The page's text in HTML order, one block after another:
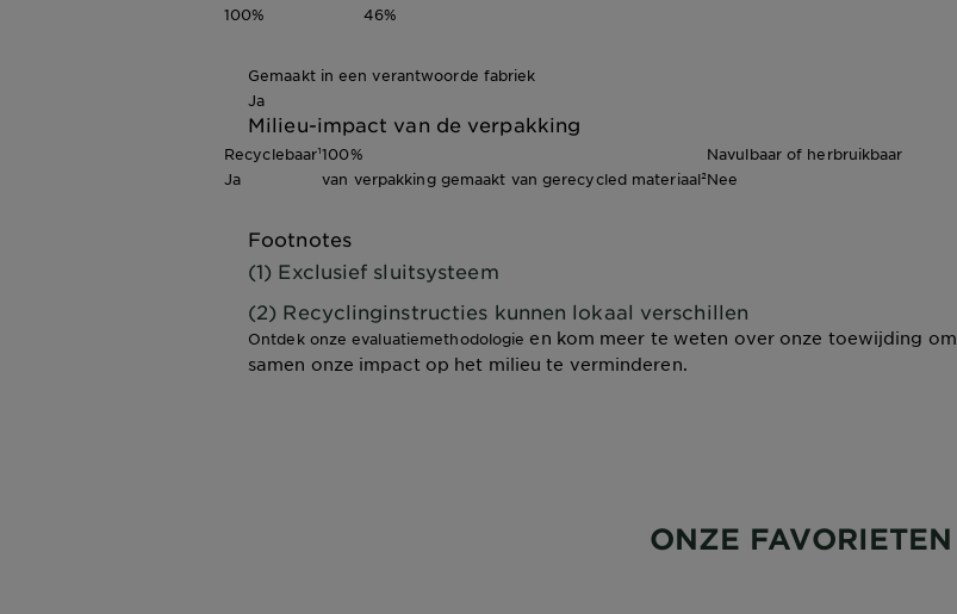
100%
46%
Gemaakt in een verantwoorde fabriek
Ja
Milieu-impact van de verpakking
Recyclebaar¹
Ja
100%
van verpakking gemaakt van gerecycled materiaal²
Navulbaar of herbruikbaar
Nee
Footnotes
(1) Exclusief sluitsysteem
(2) Recyclinginstructies kunnen lokaal verschillen
Ontdek onze evaluatiemethodologie en kom meer te weten over onze toewijding om
samen onze impact op het milieu te verminderen.
ONZE FAVORIETEN